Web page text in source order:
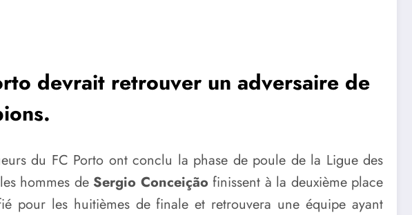
devrait retrouver un adversaire de
du FC Porto ont conclu la phase de poule de la Ligue des
hommes de Sergio Conceição finissent à la deuxième place
pour les huitièmes de finale et retrouvera une équipe ayant